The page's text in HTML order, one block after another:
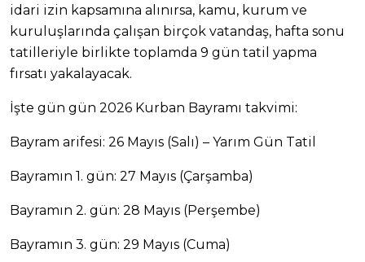
idari izin kapsamına alınırsa, kamu, kurum ve
kuruluşlarında çalışan birçok vatandaş, hafta sonu
tatilleriyle birlikte toplamda 9 gün tatil yapma
fırsatı yakalayacak.
İşte gün gün 2026 Kurban Bayramı takvimi:
Bayram arifesi: 26 Mayıs (Salı) – Yarım Gün Tatil
Bayramın 1. gün: 27 Mayıs (Çarşamba)
Bayramın 2. gün: 28 Mayıs (Perşembe)
Bayramın 3. gün: 29 Mayıs (Cuma)